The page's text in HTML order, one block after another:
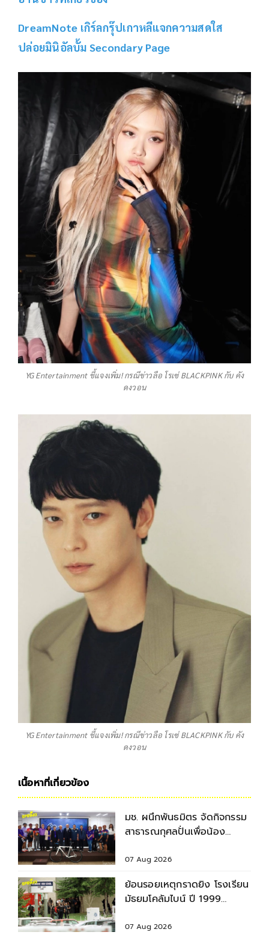
DreamNote เกิร์ลกรุ๊ปเกาหลีแจกความสดใส
ปล่อยมินิอัลบั้ม Secondary Page
YG Entertainment ชี้แจงเพิ่ม! กรณีข่าวลือ โรเซ่ BLACKPINK กับ คัง
ดงวอน
YG Entertainment ชี้แจงเพิ่ม! กรณีข่าวลือ โรเซ่ BLACKPINK กับ คัง
ดงวอน
เนื้อหาที่เกี่ยวข้อง
มช. ผนึกพันธมิตร จัดกิจกรรม
สาธารณกุศลปั่นเพื่อน้อง
07 Aug 2026
ย้อนรอยเหตุกราดยิง โรงเรียน
มัธยมโคลัมไบน์ ปี 1999
07 Aug 2026